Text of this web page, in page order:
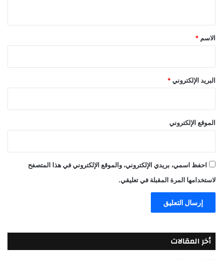
*
الاسم *
البريد الإلكتروني *
الموقع الإلكتروني
احفظ اسمي، بريدي الإلكتروني، والموقع الإلكتروني في هذا المتصفح
لاستخدامها المرة المقبلة في تعليقي.
أخر المقالات